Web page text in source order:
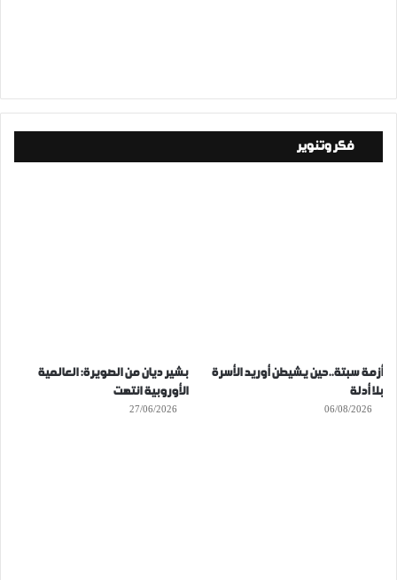
فكر وتنوير
أزمة سبتة..حين يشيطن أوريد الأسرة
بلا أدلة
06/08/2026
بشير ديان من الصويرة: العالمية
الأوروبية انتهت
27/06/2026